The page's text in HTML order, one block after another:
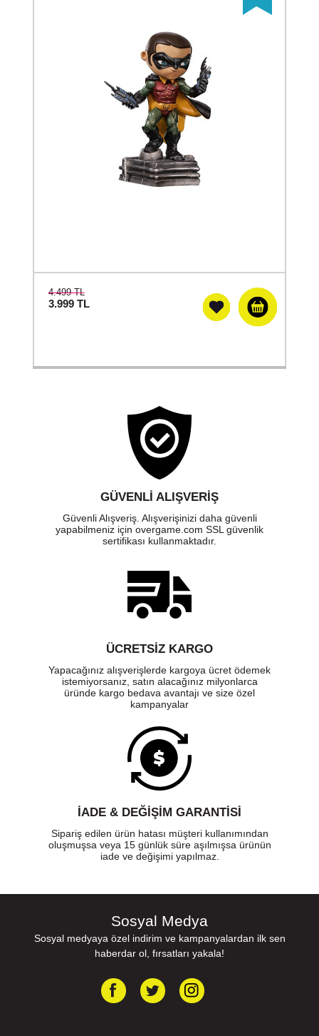
4.499 TL
3.999 TL
GÜVENLI ALIŞVERIŞ
Güvenli Alışveriş. Alışverişinizi daha güvenli
yapabilmeniz için overgame.com SSL güvenlik
sertifikası kullanmaktadır.
ÜCRETSIZ KARGO
Yapacağınız alışverişlerde kargoya ücret ödemek
istemiyorsanız, satın alacağınız milyonlarca
üründe kargo bedava avantajı ve size özel
kampanyalar
İADE & DEĞİŞİM GARANTİSİ
Sipariş edilen ürün hatası müşteri kullanımından
oluşmuşsa veya 15 günlük süre aşılmışsa ürünün
iade ve değişimi yapılmaz.
Sosyal Medya
Sosyal medyaya özel indirim ve kampanyalardan ilk sen
haberdar ol, fırsatları yakala!